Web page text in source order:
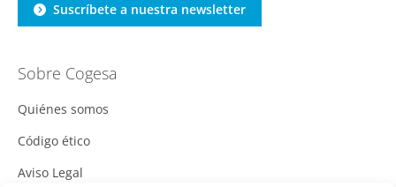
Suscríbete a nuestra newsletter
Sobre Cogesa
Quiénes somos
Código ético
Aviso Legal